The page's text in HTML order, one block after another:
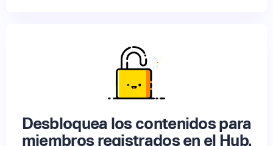
Desbloquea los contenidos para
miembros registrados en el Hub.